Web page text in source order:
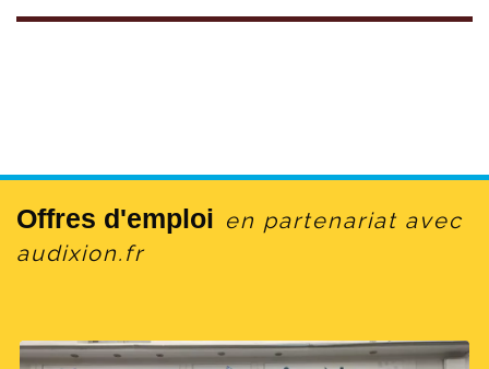
Offres d'emploi en partenariat avec
audixion.fr